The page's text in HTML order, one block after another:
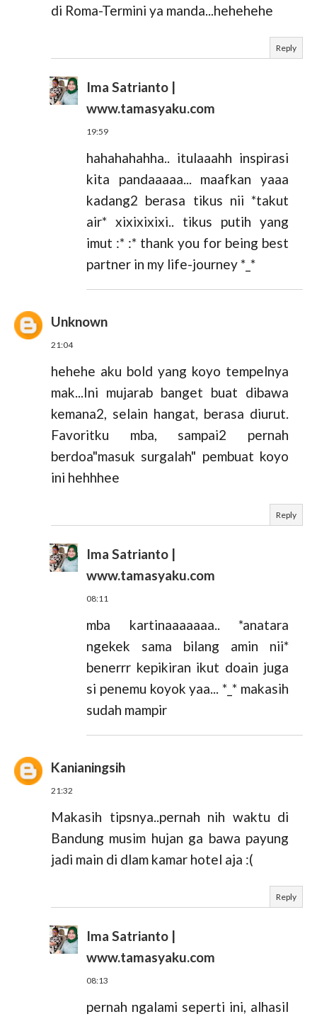
di Roma-Termini ya manda...hehehehe
Reply
Ima Satrianto |
www.tamasyaku.com
19:59
hahahahahha.. itulaaahh inspirasi
kita pandaaaaa... maafkan yaaa
kadang2 berasa tikus nii *takut
air* xixixixixi.. tikus putih yang
imut :* :* thank you for being best
partner in my life-journey *_*
Unknown
21:04
hehehe aku bold yang koyo tempelnya
mak...Ini mujarab banget buat dibawa
kemana2, selain hangat, berasa diurut.
Favoritku mba, sampai2 pernah
berdoa"masuk surgalah" pembuat koyo
ini hehhhee
Reply
Ima Satrianto |
www.tamasyaku.com
08:11
mba kartinaaaaaaa.. *anatara
ngekek sama bilang amin nii*
benerrr kepikiran ikut doain juga
si penemu koyok yaa... *_* makasih
sudah mampir
Kanianingsih
21:32
Makasih tipsnya..pernah nih waktu di
Bandung musim hujan ga bawa payung
jadi main di dlam kamar hotel aja :(
Reply
Ima Satrianto |
www.tamasyaku.com
08:13
pernah ngalami seperti ini, alhasil